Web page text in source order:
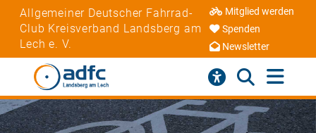
Allgemeiner Deutscher Fahrrad-
Club Kreisverband Landsberg am
Lech e. V.
Mitglied werden
Spenden
Newsletter